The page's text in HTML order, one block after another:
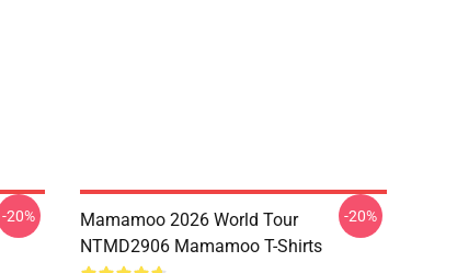
-20%
Mamamoo 2026 World Tour
NTMD2906 Mamamoo T-Shirts
-20%